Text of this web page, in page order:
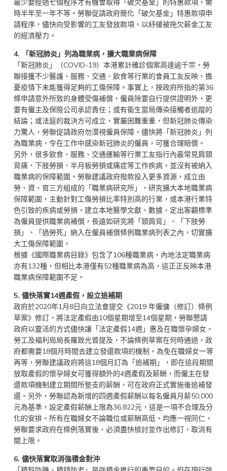
最少要經過七個程序才有機會取得「破欠基金」的特惠款項，需
時半年至一年不等。勞聯促請政府簡化「破欠基金」特惠款項申
請程序，儘快向受影響的工友發放款項，以紓緩被拖欠薪金工友
的經濟壓力。
4.
「新冠肺炎」列為職業病，擴大職業病保障
「新冠肺炎」（COVID-19）本港累計確診個案高達逾千宗，勞
聯接獲不少醫護、服務、交通、飲食等行業的會員工友反映，擔
憂疫情下未能獲得足夠的工傷保障。事實上，按政府所指的第36
條申請意外所致的身體受傷補償，僱員除要自行提供證明外，更
要有僱主及保險公司承認責任；或有衞生當局傳染接觸者追蹤的
結論；或法庭的裁決方可成立，實屬困難重重，但新冠肺炎傳染
力驚人，勞聯促請政府勿漠視僱員保障，儘快將「新冠肺炎」列
為職業病，令在工作中感染新冠肺炎的僱員，可獲合理賠償。
另外，很多飲食、服務、交通運輸等行業工友指行內最常見肩頸
背痛、下肢勞損、半月板勞損或痛症等工作疾病，並沒有被納入
職業病的保障範圍。勞聯建議政府撥款投入更多資源，成立由
勞、資、官三方組成的「職業病研究所」，研究擴大本地職業病
保障範圍，主動針對工傷勞損比率特別高的行業，或本港行業特
色引致的疾病或勞損，建立本地醫學文獻、數據，定出客觀標準
為僱員提供職業病補償，長遠如研究將「頸肩背」、「下肢勞
損」、「過勞死」納入在僱員補償條例職業病列表之內，切實擴
大工傷保障範圍。
根據《國際職業病目錄》包含了106種職業病，內地法定職業病
亦有132種，但相比本港僅有52種職業病為高，這正正反映本港
職業病保障範圍不足。
5. 儘快落實14週產假，設立追補期
政府於2020年1月8日向立法會提交《2019 年僱傭（修訂）條例
草案》修訂，將法定產假由10個星期增至14個星期，勞聯懇請
政府以靈活的方式儘快讓「法定產假14週」惠及在職懷孕婦女。
勞工及福利局局長羅致光曾提及，不論條例草案在何時通過，政
府都需要18個月時間去建立發還款項的機制。為免在職婦女一等
再等，勞聯建議政府將這18個月訂為「追補期」，即在這段期間
放取產假的懷孕婦女可獲得額外的4週產假及薪酬，而僱主在發
還款項機制建立期間所墊支的薪酬，可在政府正式實施後追補發
還。另外，勞聯認為新增的四週產假薪酬以每名僱員月薪50,000
元為基準，設定產假薪酬上限為36,822元，這是一項不合理及分
化的安排。所有在職婦女不論職位或薪酬高低，均應一視同仁，
勞聯要求政府在條例落實後，必須盡快檢討並作出修訂，取消有
關上限。
6. 儘快落實取消強積金對沖